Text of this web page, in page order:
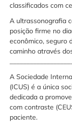
classificados com
A ultrassonografia
posição firme no
econômico, seguro
caminho através
A Sociedade
(ICUS) é a única
dedicada a
com contraste
paciente.